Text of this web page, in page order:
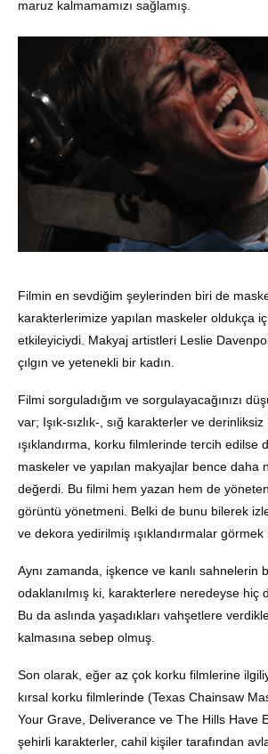
maruz kalmamamızı sağlamış.
Filmin en sevdiğim şeylerinden biri de
karakterlerimize yapılan maskeler oldukça iç
etkileyiciydi. Makyaj artistleri Leslie
çılgın ve yetenekli bir kadın.
Filmi sorguladığım ve sorgulayacağınızı
var; Işık-sızlık-, sığ karakterler ve
ışıklandırma, korku filmlerinde tercih edilse
maskeler ve yapılan makyajlar bence daha
değerdi. Bu filmi hem yazan hem de
görüntü yönetmeni. Belki de bunu bilerek
ve dekora yedirilmiş ışıklandırmalar görmek
Aynı zamanda, işkence ve kanlı sahnelerin
odaklanılmış ki, karakterlere neredeyse hiç
Bu da aslında yaşadıkları vahşetlere
kalmasına sebep olmuş.
Son olarak, eğer az çok korku filmlerine
kırsal korku filmlerinde (Texas Chainsaw
Your Grave, Deliverance ve The Hills Have
şehirli karakterler, cahil kişiler tarafından